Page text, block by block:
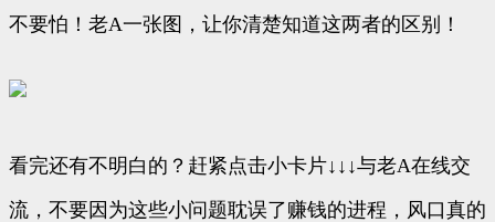
不要怕！老A一张图，让你清楚知道这两者的区别！
看完还有不明白的？赶紧点击小卡片↓↓↓与老A在线交
流，不要因为这些小问题耽误了赚钱的进程，风口真的